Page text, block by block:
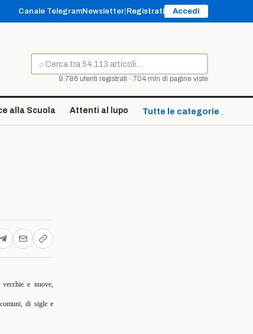
Canale TelegramNewsletter Registrati Accedi
⌕
Cerca
9.786 utenti registrati · 704 mln di pagine viste
alla Scuola Attenti al lupo Tutte le categorie ↓
e nuove,
di sigle e